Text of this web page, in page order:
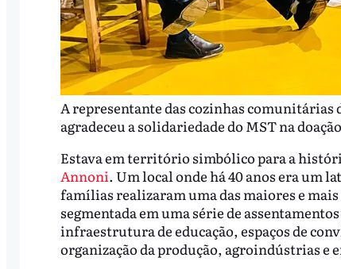
A representante das cozinhas
agradeceu a solidariedade do MST na
Estava em território simbólico para a
Annoni. Um local onde há 40 anos era um
famílias realizaram uma das maiores e
segmentada em uma série de
infraestrutura de educação, espaços de
organização da produção, agroindústrias